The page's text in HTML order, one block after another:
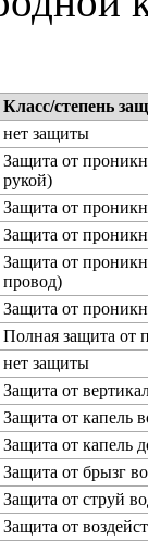
Класс/степень
нет защиты
Защита от
рукой)
Защита от
Защита от
Защита от
провод)
Защита от
Полная защита от
нет защиты
Защита от
Защита от капель
Защита от капель
Защита от брызг
Защита от струй
Защита от